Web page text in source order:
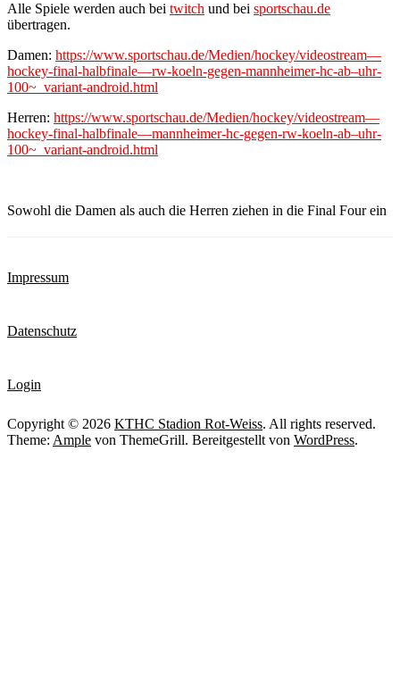
Alle Spiele werden auch bei twitch und bei sportschau.de
übertragen.
Damen: https://www.sportschau.de/Medien/hockey/videostream—
hockey-final-halbfinale—rw-koeln-gegen-mannheimer-hc-ab–uhr-
100~_variant-android.html
Herren: https://www.sportschau.de/Medien/hockey/videostream—
hockey-final-halbfinale—mannheimer-hc-gegen-rw-koeln-ab–uhr-
100~_variant-android.html
Sowohl die Damen als auch die Herren ziehen in die Final Four ein
Impressum
Datenschutz
Login
Copyright © 2026 KTHC Stadion Rot-Weiss. All rights reserved.
Theme: Ample von ThemeGrill. Bereitgestellt von WordPress.